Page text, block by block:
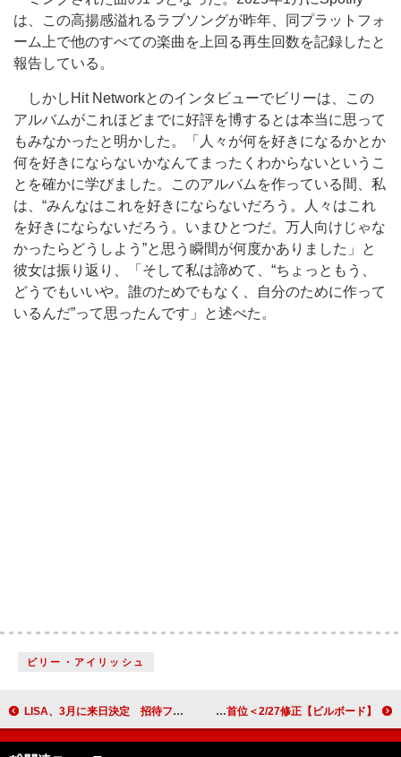
は、この高揚感溢れるラブソングが昨年、同プラットフォ
ーム上で他のすべての楽曲を上回る再生回数を記録したと
報告している。
しかしHit Networkとのインタビューでビリーは、この
アルバムがこれほどまでに好評を博するとは本当に思って
もみなかったと明かした。「人々が何を好きになるかとか
何を好きにならないかなんてまったくわからないというこ
とを確かに学びました。このアルバムを作っている間、私
は、“みんなはこれを好きにならないだろう。人々はこれ
を好きにならないだろう。いまひとつだ。万人向けじゃな
かったらどうしよう”と思う瞬間が何度かありました」と
彼女は振り返り、「そして私は諦めて、“ちょっともう、
どうでもいいや。誰のためでもなく、自分のために作って
いるんだ”って思ったんです」と述べた。
ビリー・アイリッシュ
LISA、3月に来日決定 招待ファンミやポップアップショップも展開 【ビルボード】櫻坂46『UDAGAWA GENERATION』53.3万枚でシングル・セールス首位＜2/27修正＞